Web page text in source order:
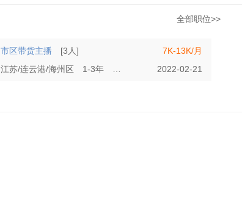
全部职位>>
市区带货主播 [3人]
7K-13K/月
江苏/连云港/海州区
1-3年 2022-02-21